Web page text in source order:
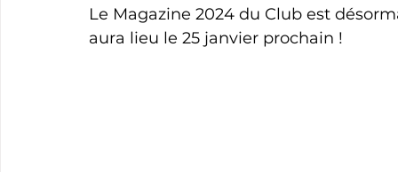
Natation Tennis Triathlon
Le Magazine 2024 du Club est
aura lieu le 25 janvier prochain !